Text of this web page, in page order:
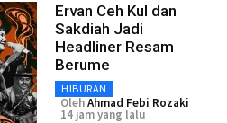
Ervan Ceh Kul dan
Sakdiah Jadi
Headliner Resam
Berume
HIBURAN
OlehAhmad Febi Rozaki
14 jam yang lalu